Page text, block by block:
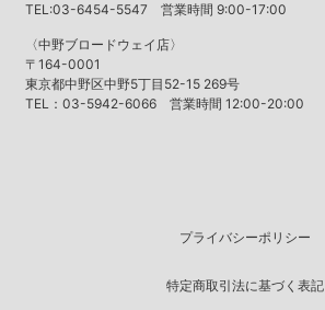
TEL:03-6454-5547 営業時間 9:00-17:00
〈中野ブロードウェイ店〉
〒164-0001
東京都中野区中野5丁目52-15 269号
TEL：03-5942-6066 営業時間 12:00-20:00
プライバシーポリシー
特定商取引法に基づく表記